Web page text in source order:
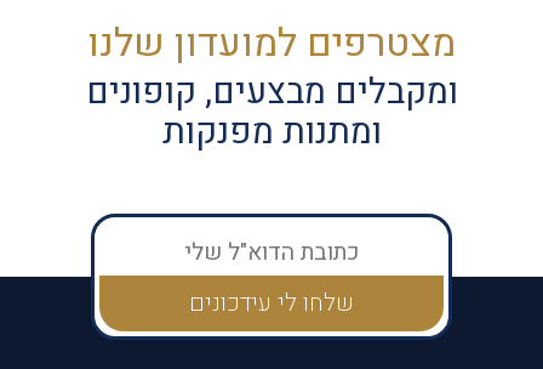
מצטרפים למועדון שלנו
ומקבלים מבצעים, קופונים
ומתנות מפנקות